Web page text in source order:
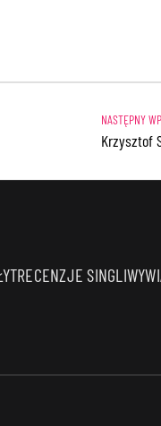
Krzysztof
RECENZJE SINGLI